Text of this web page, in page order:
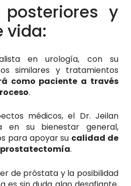
posteriores y
vida:
en urología, con su
similares y tratamientos
como paciente a través
.
médicos, el Dr. Jeilan
en su bienestar general,
para apoyar su calidad de
prostatectomía.
de próstata y la posibilidad